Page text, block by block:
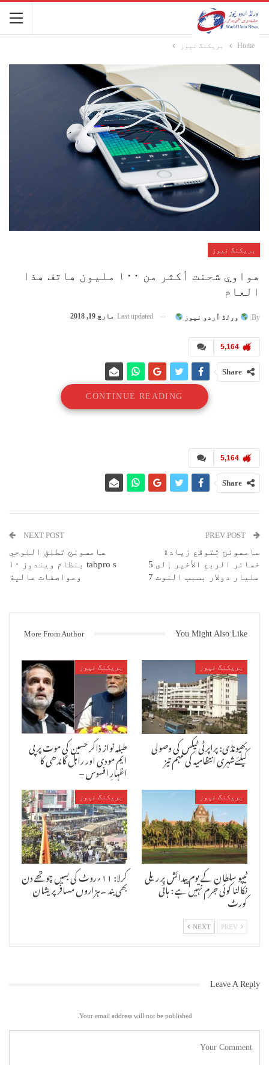
Home بریکنگ نیوز
بریکنگ نیوز
هواوي شحنت أكثر من ۱۰۰ مليون هاتف هذا
العام
By ورلڈ اُردو نیوز Last updated مارچ 19, 2018
5,164
Share
CONTINUE READING
5,164
Share
سامسونج تتوقع زيادة
خسائر الربع الأخير إلى 5
مليار دولار بسبب النوت 7
NEXT POST
سامسونج تطلق اللوحي
tabpro s بنظام ويندوز ۱۰
ومواصفات عالية
You Might Also Like
More From Author
بریکنگ نیوز
بھیونڈی: پراپرٹی ٹیکس کی وصولی
کیلئےشہری انتظامیہ کی مہم تیز
بریکنگ نیوز
طبلہ نواز ذاکر حسین کی موت پر پی
ایم مودی اور راہل گاندھی کا
اظہارِ افسوس –
بریکنگ نیوز
ٹیپو سلطان کے یوم پیدائش پر ریلی
نکالنا کوئی جرم نہیں ہے : ہائی
کورٹ
بریکنگ نیوز
کرلا: ۱۱؍روٹ کی بسیں چوتھے دن
بھی بند ۔ہزاروں مسافر پریشان
NEXT
Leave A Reply
Your email address will not be published.